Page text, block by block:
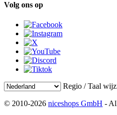
Volg ons op
Regio / Taal
© 2010-2026 niceshops GmbH -